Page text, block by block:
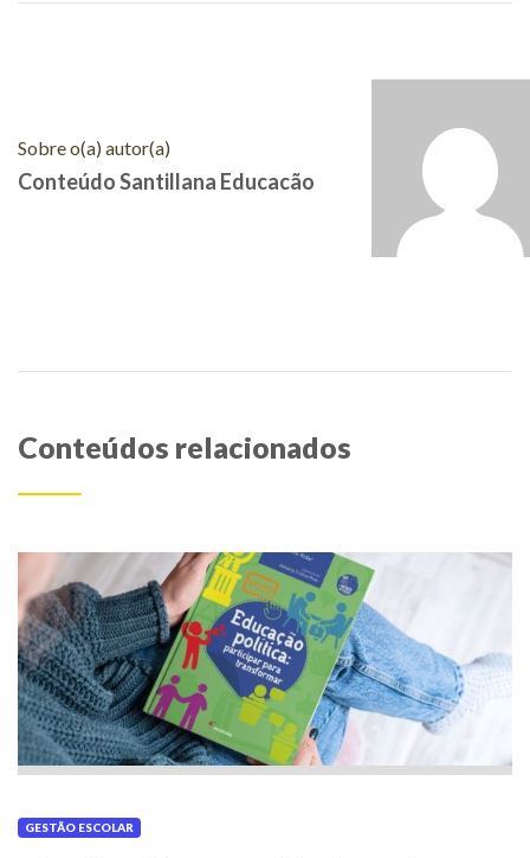
Sobre o(a) autor(a)
Conteúdo Santillana Educacão
Conteúdos relacionados
GESTÃO ESCOLAR